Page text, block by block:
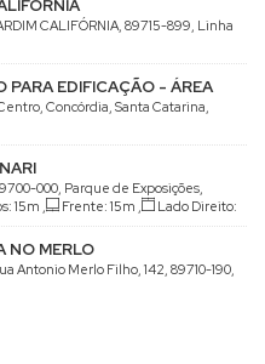
CALIFÓRNIA, 89715-899, Linha
Brasil
PARA EDIFICAÇÃO - ÁREA
Concórdia, Santa Catarina,
000, Parque de Exposições,
15m , Frente: 15m ,
Lado Direito:
NO MERLO
Antonio Merlo Filho, 142, 89710-190,
Brasil